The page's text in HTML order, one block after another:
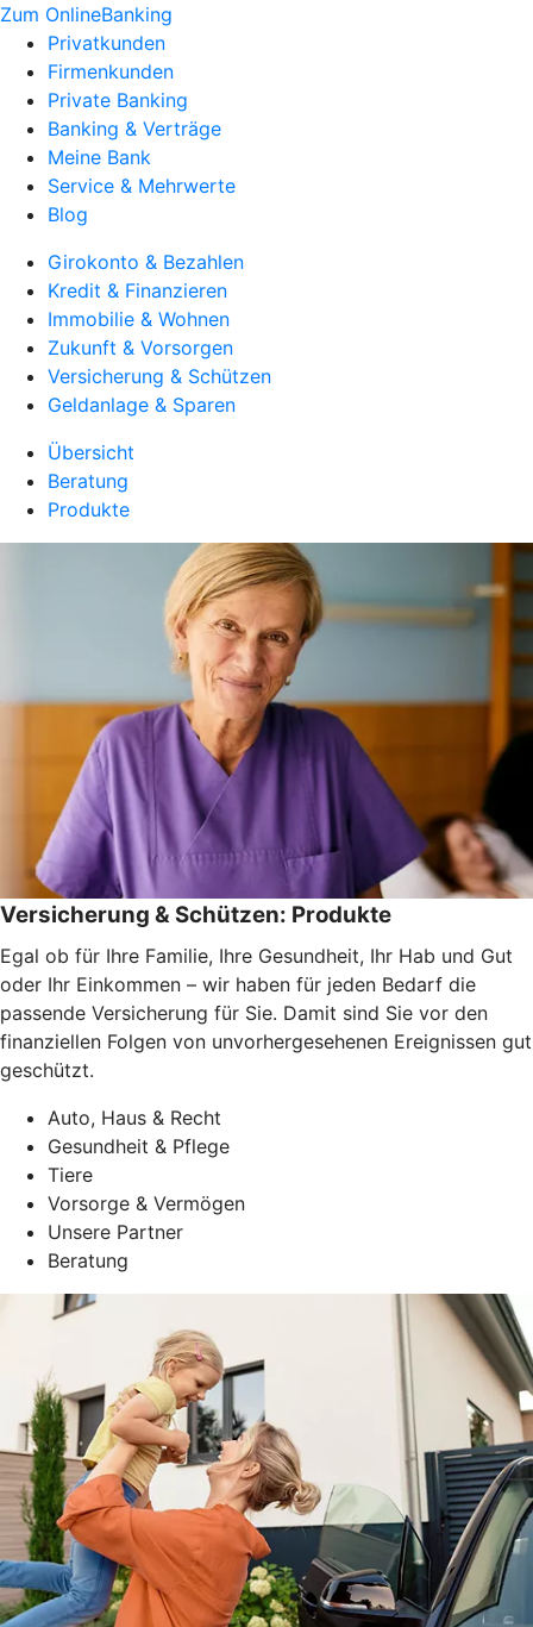
Zum OnlineBanking
Privatkunden
Firmenkunden
Private Banking
Banking & Verträge
Meine Bank
Service & Mehrwerte
Blog
Girokonto & Bezahlen
Kredit & Finanzieren
Immobilie & Wohnen
Zukunft & Vorsorgen
Versicherung & Schützen
Geldanlage & Sparen
Übersicht
Beratung
Produkte
Versicherung & Schützen: Produkte
Egal ob für Ihre Familie, Ihre Gesundheit, Ihr Hab und Gut
oder Ihr Einkommen – wir haben für jeden Bedarf die
passende Versicherung für Sie. Damit sind Sie vor den
finanziellen Folgen von unvorhergesehenen Ereignissen gut
geschützt.
Auto, Haus & Recht
Gesundheit & Pflege
Tiere
Vorsorge & Vermögen
Unsere Partner
Beratung